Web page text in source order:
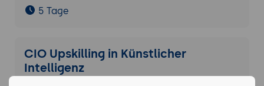
5 Tage
CIO Upskilling in Künstlicher
Intelligenz